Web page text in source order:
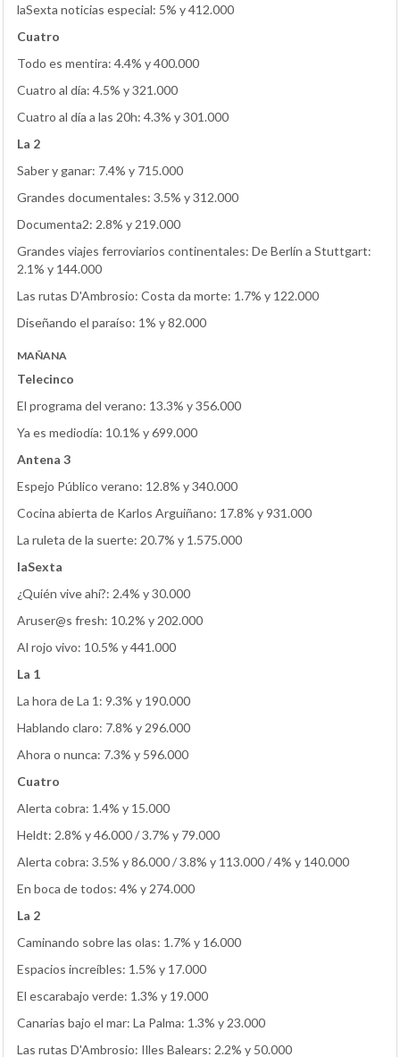
laSexta noticias especial: 5% y 412.000
Cuatro
Todo es mentira: 4.4% y 400.000
Cuatro al día: 4.5% y 321.000
Cuatro al día a las 20h: 4.3% y 301.000
La 2
Saber y ganar: 7.4% y 715.000
Grandes documentales: 3.5% y 312.000
Documenta2: 2.8% y 219.000
Grandes viajes ferroviarios continentales: De Berlín a Stuttgart:
2.1% y 144.000
Las rutas D'Ambrosio: Costa da morte: 1.7% y 122.000
Diseñando el paraíso: 1% y 82.000
MAÑANA
Telecinco
El programa del verano: 13.3% y 356.000
Ya es mediodía: 10.1% y 699.000
Antena 3
Espejo Público verano: 12.8% y 340.000
Cocina abierta de Karlos Arguiñano: 17.8% y 931.000
La ruleta de la suerte: 20.7% y 1.575.000
laSexta
¿Quién vive ahí?: 2.4% y 30.000
Aruser@s fresh: 10.2% y 202.000
Al rojo vivo: 10.5% y 441.000
La 1
La hora de La 1: 9.3% y 190.000
Hablando claro: 7.8% y 296.000
Ahora o nunca: 7.3% y 596.000
Cuatro
Alerta cobra: 1.4% y 15.000
Heldt: 2.8% y 46.000 / 3.7% y 79.000
Alerta cobra: 3.5% y 86.000 / 3.8% y 113.000 / 4% y 140.000
En boca de todos: 4% y 274.000
La 2
Caminando sobre las olas: 1.7% y 16.000
Espacios increíbles: 1.5% y 17.000
El escarabajo verde: 1.3% y 19.000
Canarias bajo el mar: La Palma: 1.3% y 23.000
Las rutas D'Ambrosio: Illes Balears: 2.2% y 50.000